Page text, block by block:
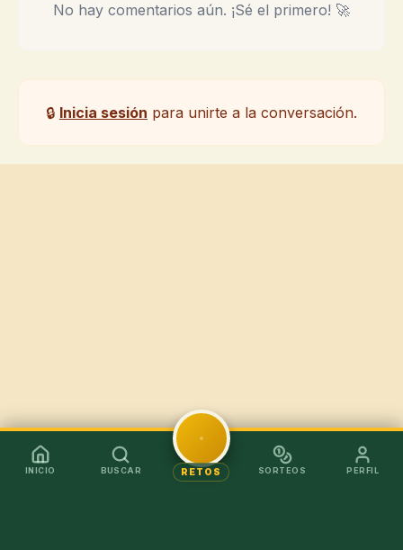
No hay comentarios aún. ¡Sé el primero! 🚀
🔒 Inicia sesión para unirte a la conversación.
INICIO BUSCAR RETOS SORTEOS PERFIL